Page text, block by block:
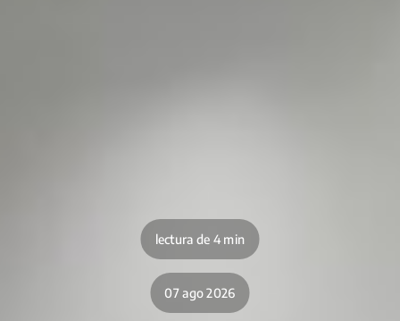
lectura de 4 min
07 ago 2026